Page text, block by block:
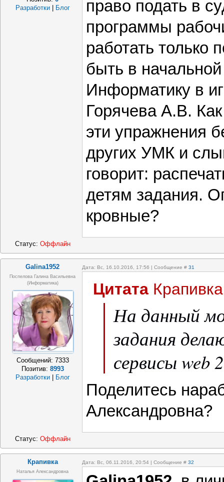
Разработки
Блог
право подать в
программы
работать только
быть в
Информатику в
Горячева А.В.
эти упражнения
других УМК и
говорит:
детям задания.
кровные?
Статус: Оффлайн
Galina1952 Дата: Вс, 16.10.2016, 17:56 | Сообщение # 31
Поспелова Галина Васильевна
(информатика)
Сообщений: 7333
Позитив: 8993
Разработки
Блог
Цитата Крапивка
На данный
задания
сервисы web
Поделитесь
Александровна?
Статус: Оффлайн
Крапивка Дата: Вс, 06.11.2016, 20:54 | Сообщение # 32
Наталья Александровна